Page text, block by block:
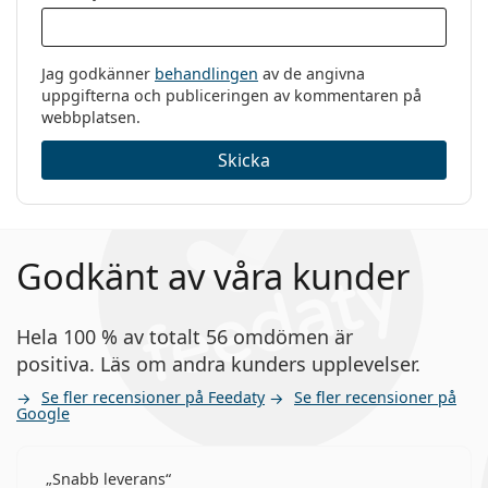
Jag godkänner behandlingen av de angivna
uppgifterna och publiceringen av kommentaren på
webbplatsen.
Skicka
Godkänt av våra kunder
Hela 100 % av totalt 56 omdömen är
positiva. Läs om andra kunders upplevelser.
Se fler recensioner på Feedaty Se fler recensioner på
Google
Snabb leverans